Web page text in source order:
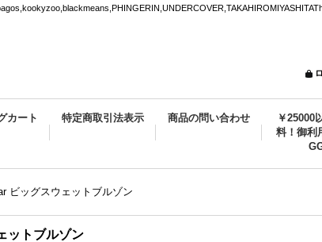
カート 特定商取引法表示 商品の問い合わせ
￥25000
料！御利
ビッグスウェットブルゾン
ットブルゾン